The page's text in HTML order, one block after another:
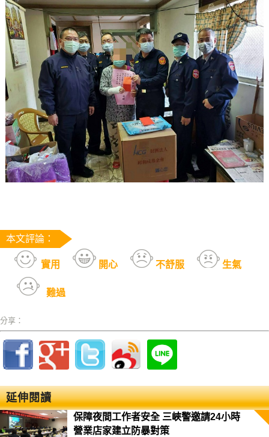
本文評論：
實用 開心 不舒服 生氣
難過
分享：
延伸閱讀
保障夜間工作者安全 三峽警邀請24小時
營業店家建立防暴對策